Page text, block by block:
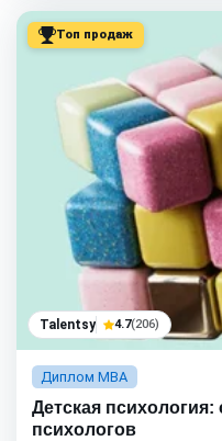
Топ продаж
Talentsy 4.7(206)
Диплом MBA
Детская
психологов